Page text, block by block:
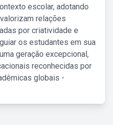
escolar, adotando
relações
por criatividade e
os estudantes em sua
geração excepcional,
reconhecidas por
globais -